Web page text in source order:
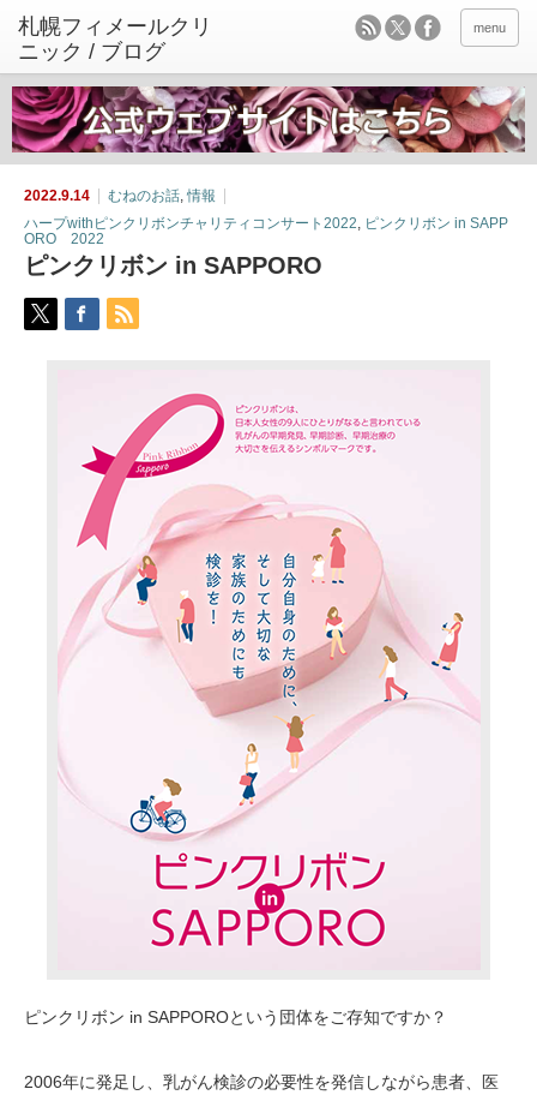
menu
2022.9.14 むねのお話,情報
ハープwithピンクリボンチャリティコンサート2022, ピンクリボン in SAPP
ORO 2022
ピンクリボン in SAPPORO
ピンクリボン in SAPPOROという団体をご存知ですか？
2006年に発足し、乳がん検診の必要性を発信しながら患者 医